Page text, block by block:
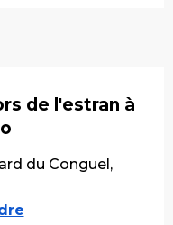
de l'estran à
du Conguel,